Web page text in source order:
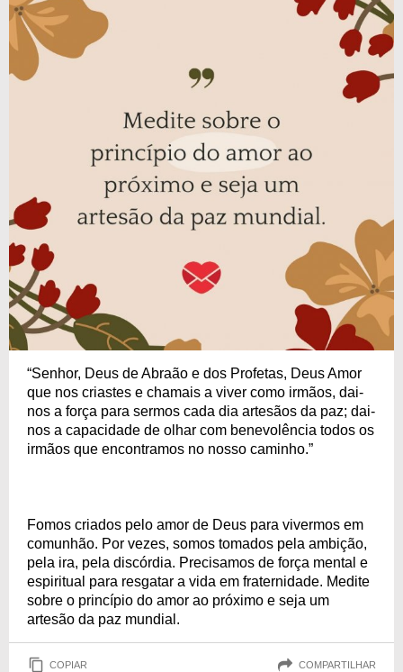
“Senhor, Deus de Abraão e dos Profetas, Deus Amor
que nos criastes e chamais a viver como irmãos, dai-
nos a força para sermos cada dia artesãos da paz; dai-
nos a capacidade de olhar com benevolência todos os
irmãos que encontramos no nosso caminho.”
Fomos criados pelo amor de Deus para vivermos em
comunhão. Por vezes, somos tomados pela ambição,
pela ira, pela discórdia. Precisamos de força mental e
espiritual para resgatar a vida em fraternidade. Medite
sobre o princípio do amor ao próximo e seja um
artesão da paz mundial.
COPIAR COMPARTILHAR